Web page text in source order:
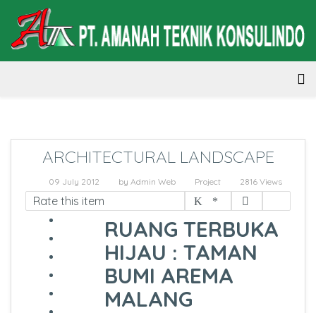
ARCHITECTURAL LANDSCAPE
09 July 2012 by Admin Web Project 2816 Views
Rate this item
RUANG TERBUKA
HIJAU : TAMAN
BUMI AREMA
MALANG